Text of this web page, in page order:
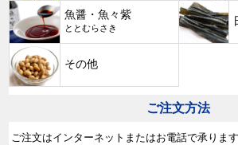
魚醤・魚々紫
ととむらさき
その他
ご注文方法
ご注文はインターネットまたはお電話で承ります